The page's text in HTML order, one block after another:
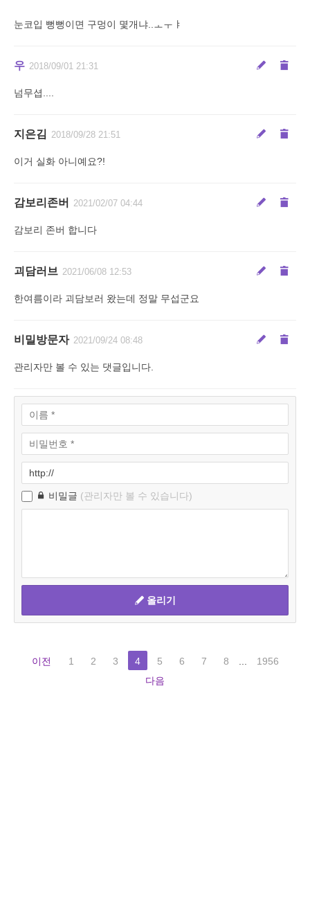
눈코입 뻥뻥이면 구멍이 몇개냐..ㅗㅜㅑ
우 2018/09/01 21:31
넘무셥....
지은김 2018/09/28 21:51
이거 실화 아니예요?!
감보리존버 2021/02/07 04:44
감보리 존버 합니다
괴담러브 2021/06/08 12:53
한여름이라 괴담보러 왔는데 정말 무섭군요
비밀방문자 2021/09/24 08:48
관리자만 볼 수 있는 댓글입니다.
비밀글 (관리자만 볼 수 있습니다)
올리기
이전 1 2 3 4 5 6 7 8 ...
1956
다음